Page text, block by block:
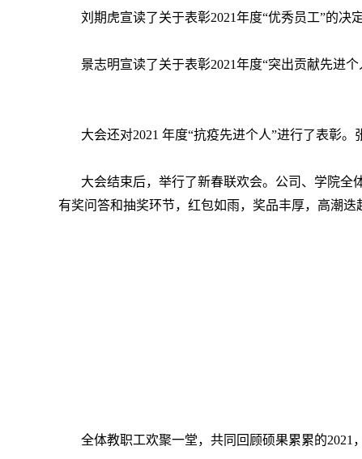
刘期虎宣读了关于表彰2021年度“优秀员工”的决
景志明宣读了关于表彰2021年度“突出贡献先进
大会还对2021 年度“抗疫先进个人”进行了表彰。
大会结束后，举行了新春联欢会。公司、学院
有奖问答和抽奖环节，红包如雨，奖品丰厚，高潮迭
全体教职工欢聚一堂，共同回顾硕果累累的2021